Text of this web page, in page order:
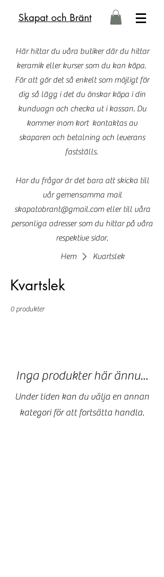
Skapat och Bränt
Här hittar du våra butiker där du hittar
keramik eller kurser som du kan köpa.
För att gör det så enkelt som möjligt för
dig så lägg i det du önskar köpa i din
kundvagn och checka ut i kassan. Du
kommer inom kort kontaktas av
skaparen och betalning och leverans
fastställs.
Har du frågor är det bara att skicka till
vår gemensamma mail
skapatobrant@gmail.comeller till våra
personliga adresser som du hittar på våra
respektive sidor.
Hem
Kvartslek
Kvartslek
0 produkter
Inga produkter här ännu...
Under tiden kan du välja en annan
kategori för att fortsätta handla.